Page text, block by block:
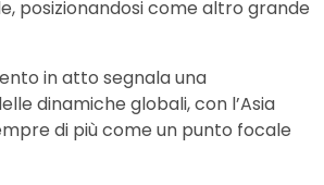
posizionandosi come altro grande
in atto segnala una
dinamiche globali, con l’Asia
di più come un punto focale